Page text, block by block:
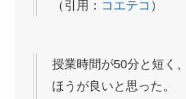
（引用： コエテコ ）
授業時間が50分と短く
ほうが良いと思った。